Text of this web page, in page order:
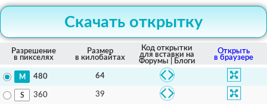
Скачать открытку
Разрешение
в пикселях
Размер
в килобайтах
Код открытки
для вставки на
Форумы | Блоги
Открыть
в браузере
480 64
360 39